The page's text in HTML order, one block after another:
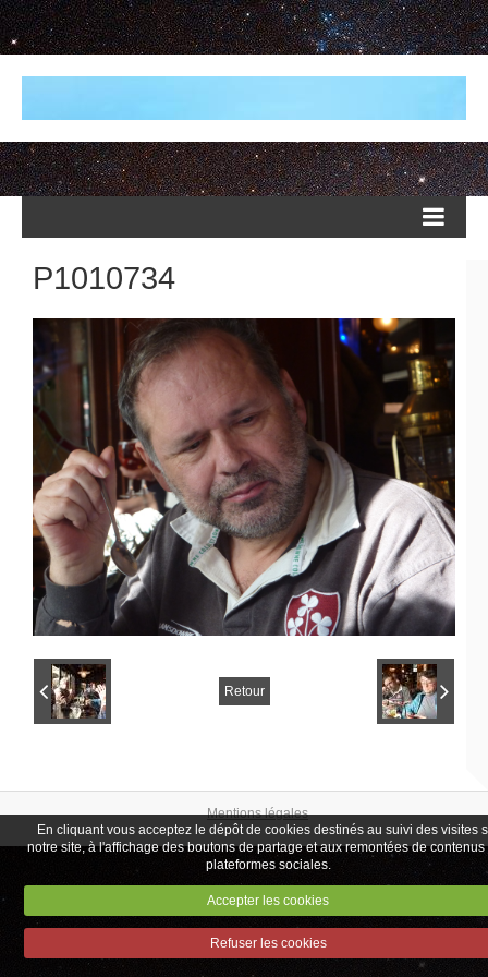
P1010734
Retour
Mentions légales
En cliquant vous acceptez le dépôt de cookies destinés au suivi des visites
notre site, à l'affichage des boutons de partage et aux remontées de contenus
plateformes sociales.
Accepter les cookies
Refuser les cookies